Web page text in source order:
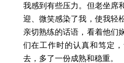
我感到有些压力。但老坐席
迎、微笑感染了我，使我轻
亲切熟练的话语，看着他们
们在工作时的认真和笃定
去，多了一份成熟和稳重。